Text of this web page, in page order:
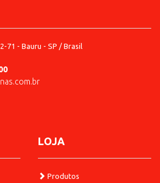
71 - Bauru - SP / Brasil
LOJA
Produtos